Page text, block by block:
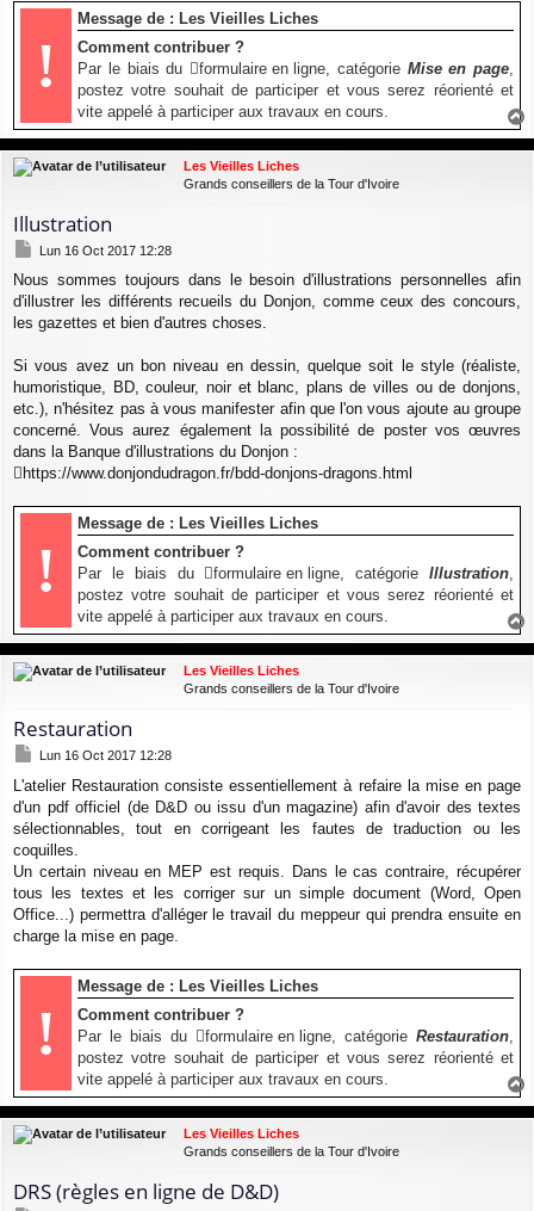
!
Message de : Les Vieilles Liches
Comment contribuer ?
Par le biais du
formulaire en ligne , catégorie Mise en page
postez votre souhait de participer et vous serez réorienté et
vite appelé à participer aux travaux en cours.
a
u
Les Vieilles Liches
Grands conseillers de la Tour d'Ivoire
Illustration
M
s
s
a
g
Lun 16 Oct 2017 12:28
Nous sommes toujours dans le besoin d'illustrations personnelles afin
d'illustrer les différents recueils du Donjon, comme ceux des concours,
les gazettes et bien d'autres choses.
Si vous avez un bon niveau en dessin, quelque soit le style (réaliste,
humoristique, BD, couleur, noir et blanc, plans de villes ou de donjons,
etc.), n'hésitez pas à vous manifester afin que l'on vous ajoute au groupe
concerné. Vous aurez également la possibilité de poster vos œuvres
dans la Banque d'illustrations du Donjon :
https://www.donjondudragon.fr/bdd-donjons-dragons.html
!
Message de : Les Vieilles Liches
Comment contribuer ?
Par le biais du
formulaire en ligne, catégorieIllustration,
postez votre souhait de participer et vous serez réorienté et
vite appelé à participer aux travaux en cours.
a
u
Les Vieilles Liches
Grands conseillers de la Tour d'Ivoire
Restauration
M
s
s
a
e
Lun 16 Oct 2017 12:28
L'atelier Restauration consiste essentiellement à refaire la mise en page
d'un pdf officiel (de D&D ou issu d'un magazine) afin d'avoir des textes
sélectionnables, tout en corrigeant les fautes de traduction ou les
coquilles.
Un certain niveau en MEP est requis. Dans le cas contraire, récupérer
tous les textes et les corriger sur un simple document (Word, Open
Office...) permettra d'alléger le travail du meppeur qui prendra ensuite en
charge la mise en page.
!
Message de : Les Vieilles Liches
Comment contribuer ?
Par le biais du
formulaire en ligne , catégorie Restauration
postez votre souhait de participer et vous serez réorienté et
vite appelé à participer aux travaux en cours.
u
Les Vieilles Liches
Grands conseillers de la Tour d'Ivoire
DRS (règles en ligne de D&D)